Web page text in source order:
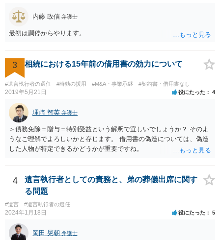
内藤 政信 弁護士
最初は調停からやります。
3 相続における15年前の借用書の効力について
#遺言執行者の選任 #時効の援用 #M&A・事業承継 #契約書・借用書なし
2019年5月21日 役にたった 4
理崎 智英 弁護士
＞債務免除＝贈与＝特別受益という解釈で宜しいでしょうか？ そのよ
うなご理解でよろしいかと存じます。 借用書の偽造については、偽造
した人物が特定できるかどうかが重要ですね。
4
遺言執行者としての責務と、弟の葬儀出席に関す
る問題
#遺言 #遺言執行者の選任
2024年1月18日 役にたった 5
岡田 晃朝 弁護士